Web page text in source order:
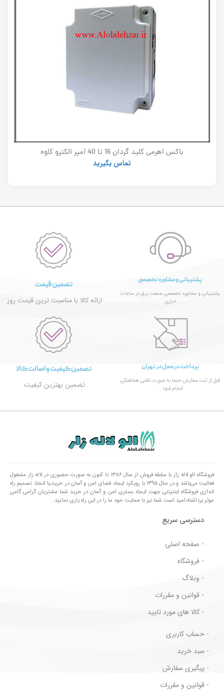
باکس اهرمی کلید گردان 16 تا 40 آمپر الکترو کاوه
تماس بگیرید
پشتیبانی و مشاوره تخصصی
پشتیبانی و مشاوره تخصصی صنعت برق در ساعات
اداری
تضمین قیمت
ارائه کالا با مناسبت ترین قیمت روز
پرداخت در محل در تهران
قبل از ثبت سفارش حتما به صورت تلفنی هماهنگی
انجام شود .
تصمین کیفیت و اصالت کالا
تضمین بهترین کیفیت
فروشگاه الو لاله زار با سابقه فروش از سال ۱۳۸۶ تا کنون به صورت حضوری در لاله زار مشغول
فعالیت می‌باشد و در سال ۱۳۹۵ با رویکرد ایجاد فضای امن و آسان در خرید،با اتخاذ تصمیم راه
اندازی فروشگاه اینترنتی جهت ایجاد بستری امن و آسان در خرید شما مشتریان گرامی گامی
موثر برداشته،امید است شما نیز با حمایت خود ما را در این راه یاری نمایید.
دسترسی سریع
- صفحه اصلی
- فروشگاه
- وبلاگ
- قوانین و مقررات
- کالا های مورد تایید
- حساب کاربری
- سبد خرید
- پیگیری سفارش
- قوانین و مقررات